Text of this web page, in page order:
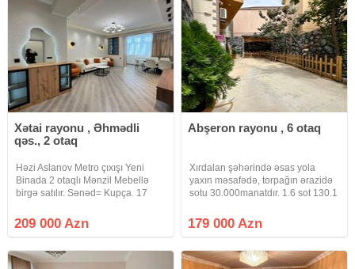
Xətai rayonu , Əhmədli
qəs., 2 otaq
Həzi Aslanov Metro çıxışı Yeni
Binada 2 otaqlı Mənzil Mebellə
birgə satılır. Sənəd= Kupça. 17
Sahə= 83 kv. Yüksək səviyyədə və
son dizaynla təmir olunub.
Firma
209 000 Azn
Abşeron rayonu , 6 otaq
Xırdalan şəhərində əsas yola
yaxın məsafədə, torpağın ərazidə
sotu 30.000manatdır. 1.6 sot 130.1
mətbəx ilə birləşdirilib, mərkəzi
kanalizasiya sistemi, mərtəbələr
179 000 Azn